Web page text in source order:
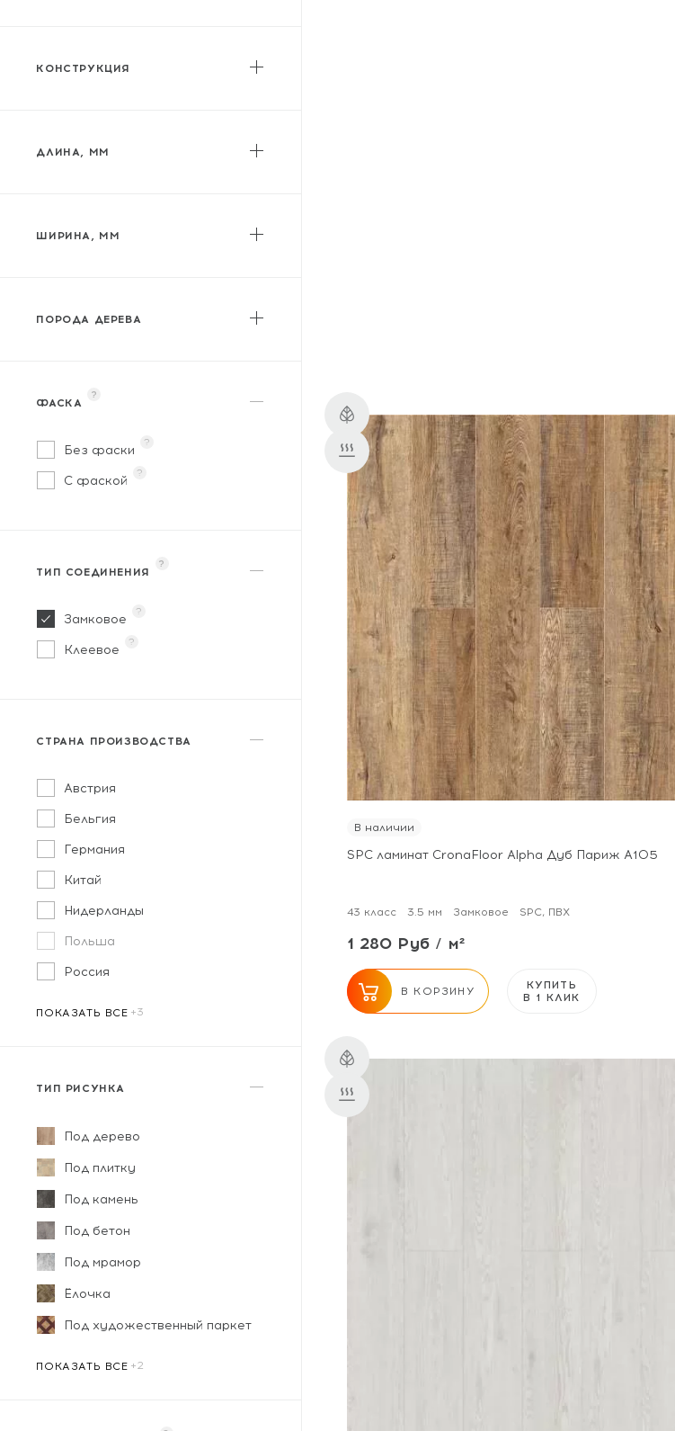
КОНСТРУКЦИЯ
ДЛИНА, ММ
ШИРИНА, ММ
ПОРОДА ДЕРЕВА
Бамбук
Береза
Вяз
ФАСКА
?
Без фаски
?
С фаской
?
ТИП СОЕДИНЕНИЯ
?
Замковое
?
Клеевое
?
СТРАНА ПРОИЗВОДСТВА
Австрия
Бельгия
Германия
Китай
Нидерланды
Польша
Россия
ПОКАЗАТЬ ВСЕ
ТИП РИСУНКА
Под дерево
Под плитку
Под камень
Под бетон
Под мрамор
Ёлочка
Под художественный паркет
ПОКАЗАТЬ ВСЕ
В наличии
SPC ламинат CronaFloor Alpha Дуб Париж А105
43 класс 3.5 мм Замковое SPC, ПВХ
1 280 Руб / м²
В КОРЗИНУ
КУПИТЬ
В 1 КЛИК